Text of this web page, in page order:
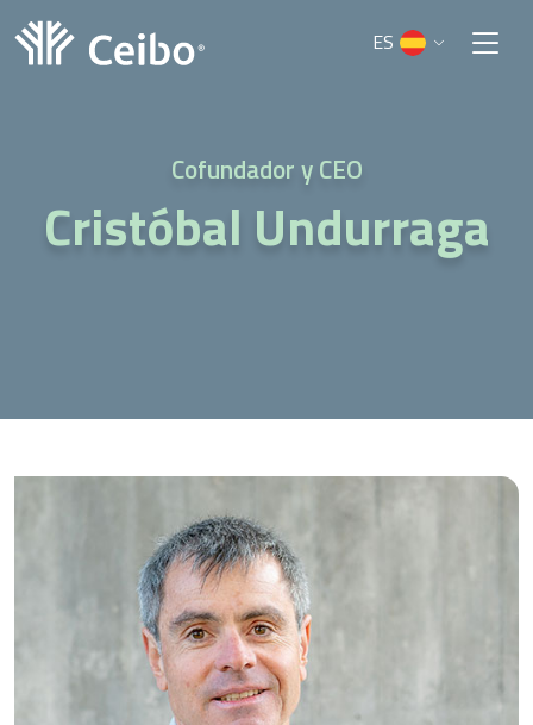
ES
Cofundador y CEO
Cristóbal Undurraga